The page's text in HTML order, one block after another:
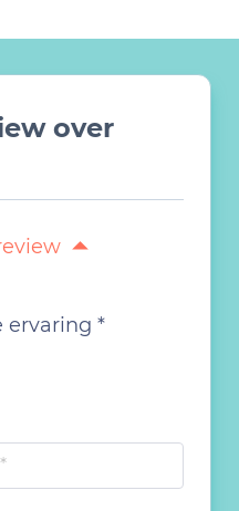
over
ervaring *